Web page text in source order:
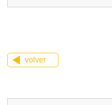
volver